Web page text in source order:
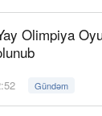
Olimpiya
Gündəm